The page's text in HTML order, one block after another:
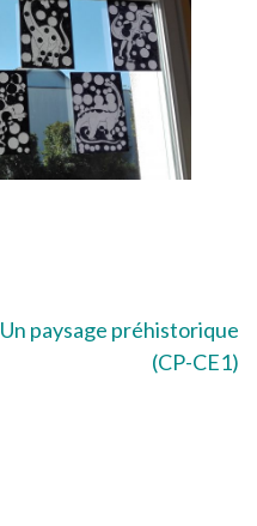
Un paysage préhistorique
(CP-CE1)